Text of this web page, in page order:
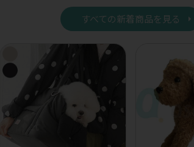
すべての新着商品を見る